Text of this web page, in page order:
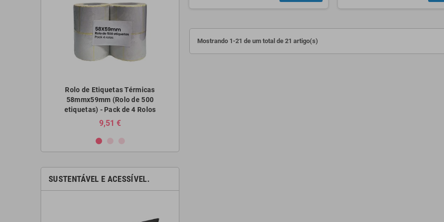
Rolo de Etiquetas Térmicas
58mmx59mm (Rolo de 500
etiquetas) - Pack de 4 Rolos
9,51 €
SUSTENTÁVEL E ACESSÍVEL.
Mostrando 1-21 de um total de 21 artigo(s)